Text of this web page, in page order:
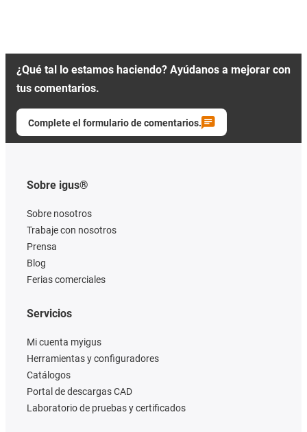
¿Qué tal lo estamos haciendo? Ayúdanos a mejorar con
tus comentarios.
Complete el formulario de comentarios.
Sobre igus®
Sobre nosotros
Trabaje con nosotros
Prensa
Blog
Ferias comerciales
Servicios
Mi cuenta myigus
Herramientas y configuradores
Catálogos
Portal de descargas CAD
Laboratorio de pruebas y certificados